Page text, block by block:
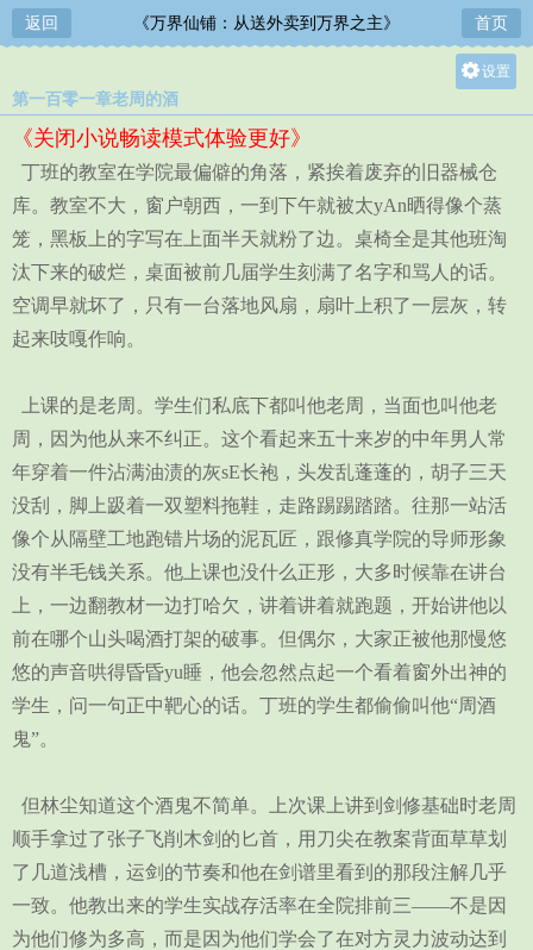
返回 《万界仙铺：从送外卖到万界之主》 首页
设置
中
小
第一百零一章老周的酒
《关闭小说畅读模式体验更好》
丁班的教室在学院最偏僻的角落，紧挨着废弃的旧器械仓
库。教室不大，窗户朝西，一到下午就被太yAn晒得像个蒸
笼，黑板上的字写在上面半天就粉了边。桌椅全是其他班淘
汰下来的破烂，桌面被前几届学生刻满了名字和骂人的话。
空调早就坏了，只有一台落地风扇，扇叶上积了一层灰，转
起来吱嘎作响。
上课的是老周。学生们私底下都叫他老周，当面也叫他老
周，因为他从来不纠正。这个看起来五十来岁的中年男人常
年穿着一件沾满油渍的灰sE长袍，头发乱蓬蓬的，胡子三天
没刮，脚上趿着一双塑料拖鞋，走路踢踢踏踏。往那一站活
像个从隔壁工地跑错片场的泥瓦匠，跟修真学院的导师形象
没有半毛钱关系。他上课也没什么正形，大多时候靠在讲台
上，一边翻教材一边打哈欠，讲着讲着就跑题，开始讲他以
前在哪个山头喝酒打架的破事。但偶尔，大家正被他那慢悠
悠的声音哄得昏昏yu睡，他会忽然点起一个看着窗外出神的
学生，问一句正中靶心的话。丁班的学生都偷偷叫他“周酒
鬼”。
但林尘知道这个酒鬼不简单。上次课上讲到剑修基础时老周
顺手拿过了张子飞削木剑的匕首，用刀尖在教案背面草草划
了几道浅槽，运剑的节奏和他在剑谱里看到的那段注解几乎
一致。他教出来的学生实战存活率在全院排前三——不是因
为他们修为多高，而是因为他们学会了在对方灵力波动达到